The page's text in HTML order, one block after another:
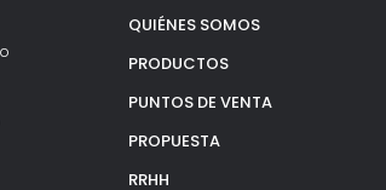
QUIÉNES SOMOS
PRODUCTOS
PUNTOS DE VENTA
PROPUESTA
RRHH